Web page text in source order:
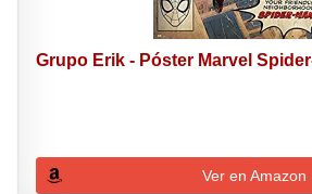
Grupo Erik - Póster Marvel
Ver en Amazon